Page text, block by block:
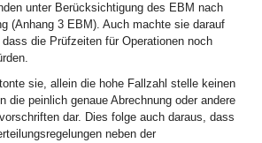
unter Berücksichtigung des EBM nach
(Anhang 3 EBM). Auch machte sie darauf
die Prüfzeiten für Operationen noch
sie, allein die hohe Fallzahl stelle keinen
die peinlich genaue Abrechnung oder andere
dar. Dies folge auch daraus, dass
neben der